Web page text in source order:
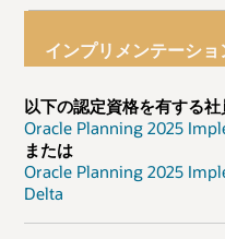
インプリメンテーシ
以下の認定資格を有する社
Oracle Planning 2025
または
Oracle Planning 2025
Delta